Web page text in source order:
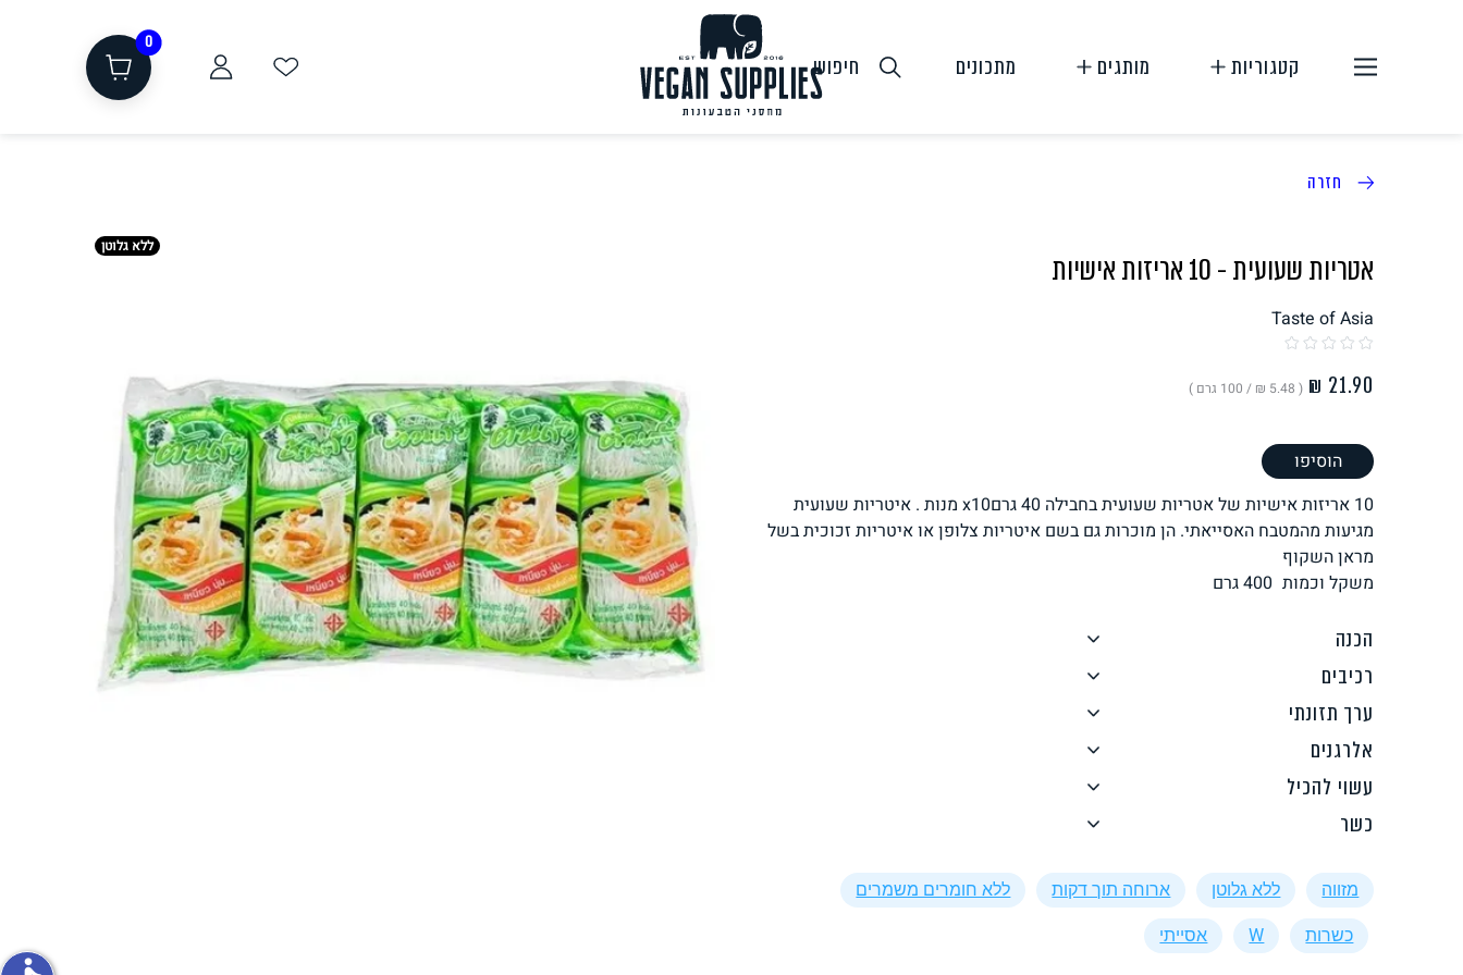
קטגוריות מותגים מתכונים חיפוש
0
תחליפי בשר
לחם, עוגות, מאפים גלידות טבעוניות פסטה, אטריות וקטניות תבשילים ומרקים מזווה פירות וירקות
ממרחים ורטבים גיפט קארד
איטלקי אסייתי אפייה טבעונית
חזרה
ללא גלוטן
אטריות שעועית - 10 אריזות אישיות
Taste of Asia
( ‏5.48 ₪ / 100 גרם )
הוסיפו
10 אריזות אישיות של אטריות שעועית בחבילה 40 גרםx10 מנות . איטריות שעועית
מגיעות מהמטבח האסייאתי. הן מוכרות גם בשם איטריות צלופן או איטריות זכוכית בשל
מראן השקוף
משקל וכמות
גרם
הכנה
רכיבים
ערך תזונתי
אלרגנים
עשוי להכיל
כשר
מזווה ללא גלוטן ארוחה תוך דקות ללא חומרים משמרים
כשרות W אסייתי